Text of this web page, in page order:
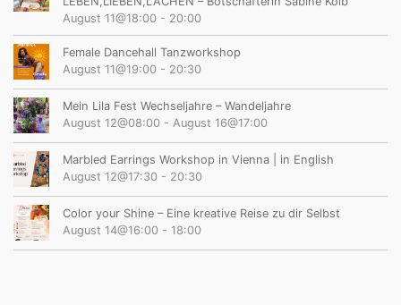
August 11@18:00 - 20:00
Female Dancehall Tanzworkshop
August 11@19:00 - 20:30
Mein Lila Fest Wechseljahre – Wandeljahre
August 12@08:00 - August 16@17:00
Marbled Earrings Workshop in Vienna | in English
August 12@17:30 - 20:30
Color your Shine – Eine kreative Reise zu dir Selbst
August 14@16:00 - 18:00